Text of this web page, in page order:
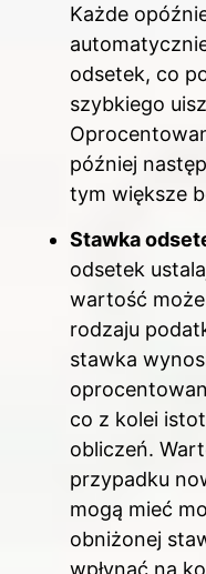
Każde
odsetek, co
szybkiego
później
tym większe
Stawka
odsetek
wartość
rodzaju
stawka
co z kolei
obliczeń.
przypadku
mogą mieć
obniżonej
wpłynąć na